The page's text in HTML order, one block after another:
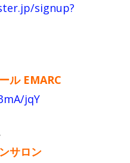
signup?
ル EMARC
jqY
サロン